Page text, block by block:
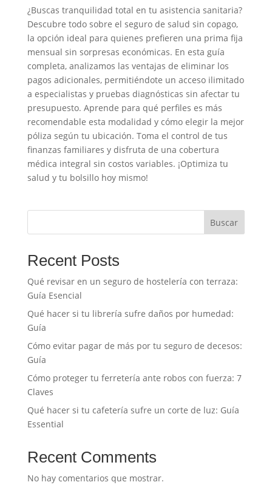
¿Buscas tranquilidad total en tu asistencia sanitaria?
Descubre todo sobre el seguro de salud sin copago,
la opción ideal para quienes prefieren una prima fija
mensual sin sorpresas económicas. En esta guía
completa, analizamos las ventajas de eliminar los
pagos adicionales, permitiéndote un acceso ilimitado
a especialistas y pruebas diagnósticas sin afectar tu
presupuesto. Aprende para qué perfiles es más
recomendable esta modalidad y cómo elegir la mejor
póliza según tu ubicación. Toma el control de tus
finanzas familiares y disfruta de una cobertura
médica integral sin costos variables. ¡Optimiza tu
salud y tu bolsillo hoy mismo!
Buscar
Recent Posts
Qué revisar en un seguro de hostelería con terraza:
Guía Esencial
Qué hacer si tu librería sufre daños por humedad:
Guía
Cómo evitar pagar de más por tu seguro de decesos:
Guía
Cómo proteger tu ferretería ante robos con fuerza: 7
Claves
Qué hacer si tu cafetería sufre un corte de luz: Guía
Essential
Recent Comments
No hay comentarios que mostrar.